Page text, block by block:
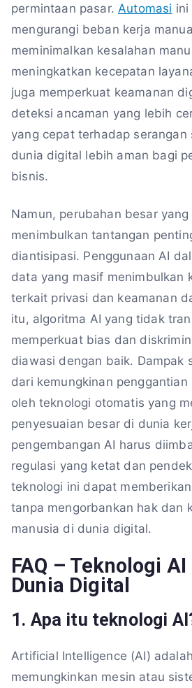
permintaan pasar. Automasi ini
mengurangi beban kerja
meminimalkan kesalahan
meningkatkan kecepatan
juga memperkuat keamanan
deteksi ancaman yang lebih
yang cepat terhadap serangan
dunia digital lebih aman bagi
bisnis.
Namun, perubahan besar
menimbulkan tantangan
diantisipasi. Penggunaan AI
data yang masif menimbulkan
terkait privasi dan keamanan
itu, algoritma AI yang tidak
memperkuat bias dan
diawasi dengan baik. Dampak
dari kemungkinan penggantian
oleh teknologi otomatis yang
penyesuaian besar di dunia
pengembangan AI harus
regulasi yang ketat dan
teknologi ini dapat
tanpa mengorbankan hak dan
manusia di dunia digital.
FAQ – Teknologi
Dunia Digital
1. Apa itu teknologi
Artificial Intelligence (AI)
memungkinkan mesin atau